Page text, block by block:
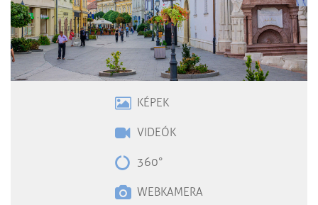
KÉPEK
VIDEÓK
360°
WEBKAMERA